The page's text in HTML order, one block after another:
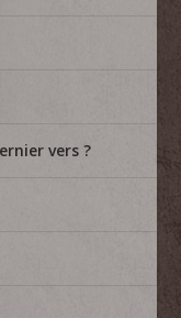
vers ?